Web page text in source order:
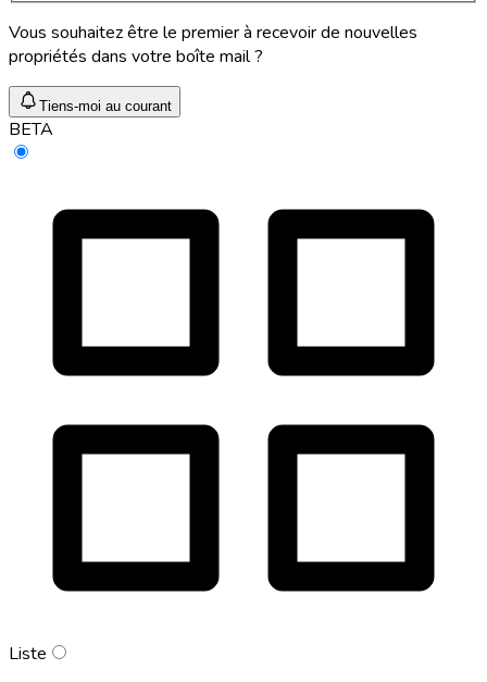
Vous souhaitez être le premier à recevoir de nouvelles
propriétés dans votre boîte mail ?
Tiens-moi au courant
BETA
Liste